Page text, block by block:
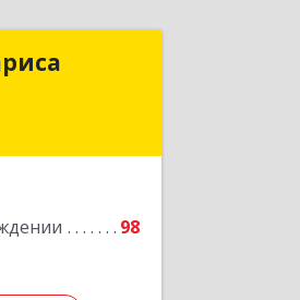
98
Лариса